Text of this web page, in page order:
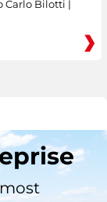
Carlo Bilotti |